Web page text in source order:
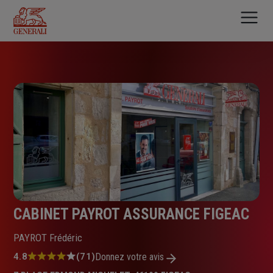
contenu
principal
CABINET PAYROT ASSURANCE FIGEAC
PAYROT Frédéric
Note
4.8 (71)Donnez votre avis